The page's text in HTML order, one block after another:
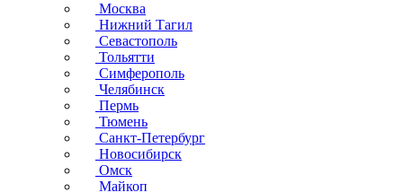
Москва
Нижний Тагил
Севастополь
Тольятти
Симферополь
Челябинск
Пермь
Тюмень
Санкт-Петербург
Новосибирск
Омск
Майкоп